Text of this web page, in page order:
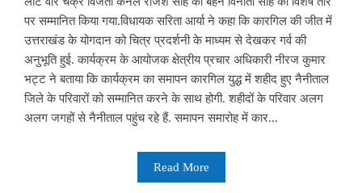
पर सम्मानित किया गया.विधायक सरिता आर्या ने कहा कि कारगिल की जीत में
उत्तराखंड के योगदान को चित्र प्रदर्शनी के माध्यम से देखकर गर्व की
अनुभूति हुई. कार्यक्रम के आयोजक क्षेत्रीय प्रचार अधिकारी नीरज कुमार
भट्ट ने बताया कि कार्यक्रम का समापन कारगिल युद्ध में शहीद हुए नैनीताल
जिले के परिवारों को सम्मानित करने के साथ होगी. शहीदों के परिवार अलग
अलग जगहों से नैनीताल पहुंच रहे हैं. समापन समारोह में कार...
Read More